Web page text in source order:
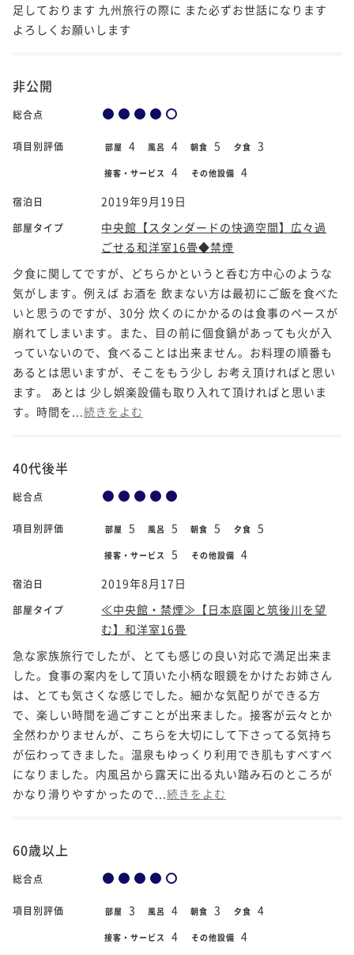
足しております 九州旅行の際に また必ずお世話になります
よろしくお願いします
非公開
総合点
項目別評価 部屋 4 風呂 4 朝食 5 夕食 3
接客・サービス 4 その他設備 4
宿泊日 2019年9月19日
部屋タイプ
中央館【スタンダードの快適空間】広々過
ごせる和洋室16畳◆禁煙
夕食に関してですが、どちらかというと呑む方中心のような
気がします。例えば お酒を 飲まない方は最初にご飯を食べた
いと思うのですが、30分 炊くのにかかるのは食事のペースが
崩れてしまいます。また、目の前に個食鍋があっても火が入
っていないので、食べることは出来ません。お料理の順番も
あるとは思いますが、そこをもう少し お考え頂ければと思い
ます。 あとは 少し娯楽設備も取り入れて頂ければと思いま
す。時間を... 続きをよむ
40代後半
総合点
項目別評価 部屋 5 風呂 5 朝食 5 夕食 5
接客・サービス 5 その他設備 4
宿泊日 2019年8月17日
部屋タイプ
≪中央館・禁煙≫【日本庭園と筑後川を望
む】和洋室16畳
急な家族旅行でしたが、とても感じの良い対応で満足出来ま
した。食事の案内をして頂いた小柄な眼鏡をかけたお姉さん
は、とても気さくな感じでした。細かな気配りができる方
で、楽しい時間を過ごすことが出来ました。接客が云々とか
全然わかりませんが、こちらを大切にして下さってる気持ち
が伝わってきました。温泉もゆっくり利用でき肌もすべすべ
になりました。内風呂から露天に出る丸い踏み石のところが
かなり滑りやすかったので... 続きをよむ
60歳以上
総合点
項目別評価 部屋 3 風呂 4 朝食 3 夕食 4
接客・サービス 4 その他設備 4